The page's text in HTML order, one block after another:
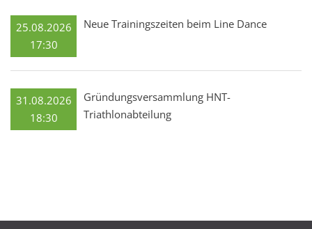
25.08.2026
17:30
Neue Trainingszeiten beim Line Dance
31.08.2026
18:30
Gründungsversammlung HNT-
Triathlonabteilung